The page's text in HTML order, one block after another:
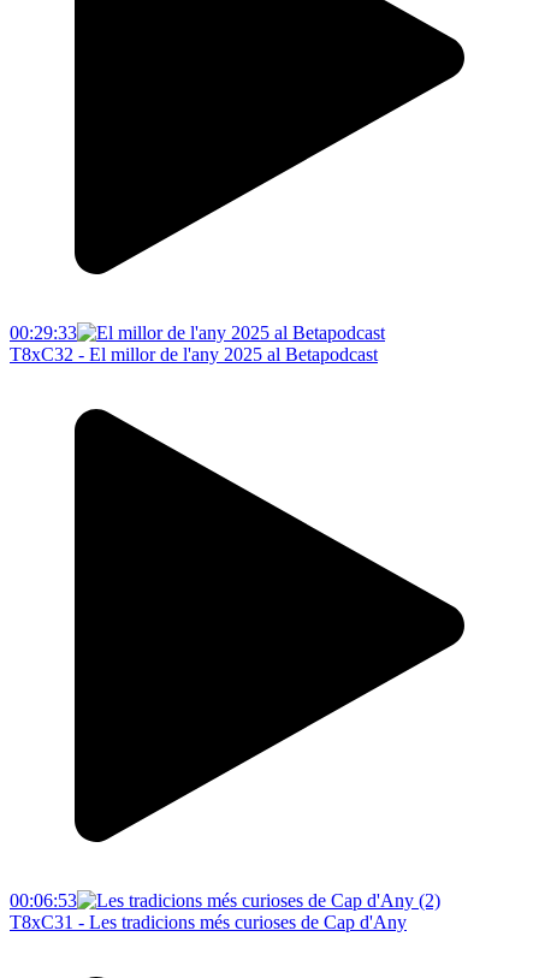
00:29:33
T8xC32 - El millor de l'any 2025 al Betapodcast
00:06:53
T8xC31 - Les tradicions més curioses de Cap d'Any